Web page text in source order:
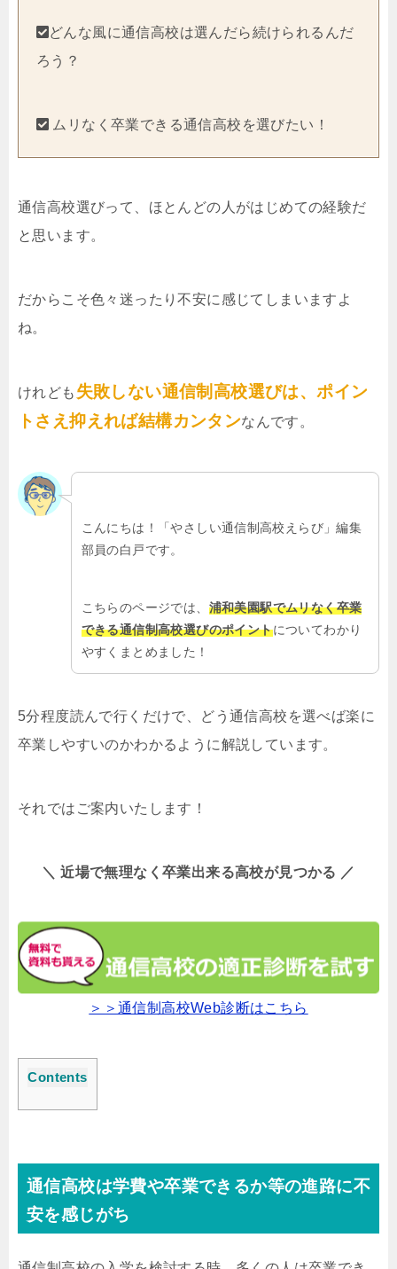
どんな風に通信高校は選んだら続けられるんだ
ろう？
ムリなく卒業できる通信高校を選びたい！
通信高校選びって、ほとんどの人がはじめての経験だ
と思います。
だからこそ色々迷ったり不安に感じてしまいますよ
ね。
けれども 失敗しない通信制高校選びは、ポイン
トさえ抑えれば結構カンタンなんです。
こんにちは！「やさしい通信制高校えらび」編集
部員の白戸です。
こちらのページでは、 浦和美園駅でムリなく卒業
できる通信制高校選びのポイントについてわかり
やすくまとめました！
5分程度読んで行くだけで、どう通信高校を選べば楽に
卒業しやすいのかわかるように解説しています。
それではご案内いたします！
＼ 近場で無理なく卒業出来る高校が見つかる ／
＞＞通信制高校Web診断はこちら
Contents
通信高校は学費や卒業できるか等の進路に不
安を感じがち